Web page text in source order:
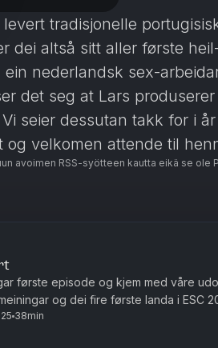
tradisjonelle
dei altså sitt aller første
nederlandsk sex-
det seg at Lars
seier dessutan takk for i
og velkomen attende til
avoimen RSS-syötteen kautta eikä se ole
første episode og kjem med våre
og dei fire første landa i ESC
og besøker Albania, Slovenia,
38min